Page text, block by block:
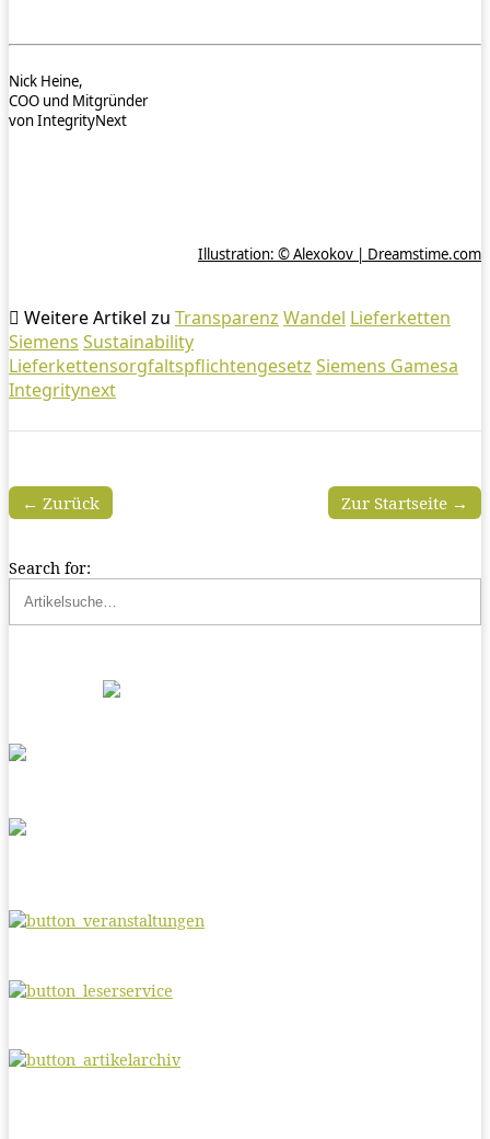
Nick Heine,
COO und Mitgründer
von IntegrityNext
Illustration: © Alexokov | Dreamstime.com
Weitere Artikel zu Transparenz Wandel Lieferketten
Siemens Sustainability
Lieferkettensorgfaltspflichtengesetz Siemens Gamesa
Integritynext
Zur Startseite →
← Zurück
Search for: